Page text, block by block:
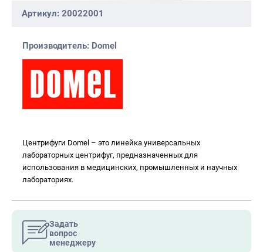
Артикул: 20022001
Производитель: Domel
Центрифуги Domel – это линейка универсальных
лабораторных центрифуг, предназначенных для
использования в медицинских, промышленных и научных
лабораториях.
Задать
вопрос
менеджеру